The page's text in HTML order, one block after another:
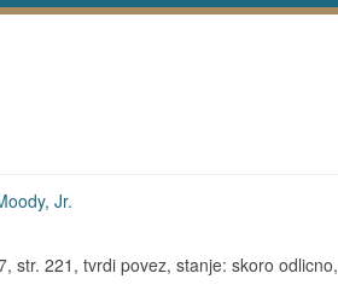
Jr.
str. 221, tvrdi povez, stanje: skoro odlicno,